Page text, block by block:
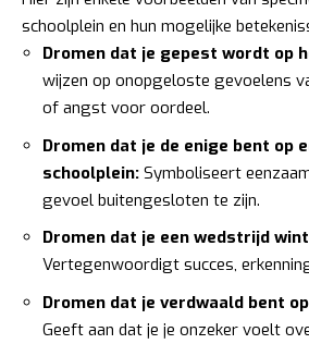
schoolplein en hun mogelijke
Dromen dat je gepest wordt op
wijzen op onopgeloste gevoelens
of angst voor oordeel.
Dromen dat je de enige bent op
schoolplein: Symboliseert
gevoel buitengesloten te zijn.
Dromen dat je een wedstrijd
Vertegenwoordigt succes,
Dromen dat je verdwaald bent
Geeft aan dat je je onzeker voelt